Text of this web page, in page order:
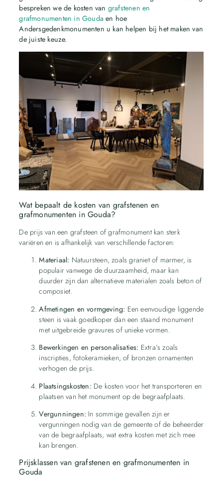
bespreken we de kosten van grafstenen en
grafmonumenten in Gouda en hoe
Andersgedenkmonumenten u kan helpen bij het maken van
de juiste keuze.
Wat bepaalt de kosten van grafstenen en
grafmonumenten in Gouda?
De prijs van een grafsteen of grafmonument kan sterk
variëren en is afhankelijk van verschillende factoren:
Materiaal: Natuursteen, zoals graniet of marmer, is
populair vanwege de duurzaamheid, maar kan
duurder zijn dan alternatieve materialen zoals beton of
composiet.
Afmetingen en vormgeving: Een eenvoudige liggende
steen is vaak goedkoper dan een staand monument
met uitgebreide gravures of unieke vormen.
Bewerkingen en personalisaties: Extra’s zoals
inscripties, fotokeramieken, of bronzen ornamenten
verhogen de prijs.
Plaatsingskosten: De kosten voor het transporteren en
plaatsen van het monument op de begraafplaats.
Vergunningen: In sommige gevallen zijn er
vergunningen nodig van de gemeente of de beheerder
van de begraafplaats, wat extra kosten met zich mee
kan brengen.
Prijsklassen van grafstenen en grafmonumenten in
Gouda